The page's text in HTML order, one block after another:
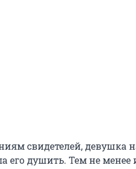
свидетелей, девушка
его душить. Тем не менее